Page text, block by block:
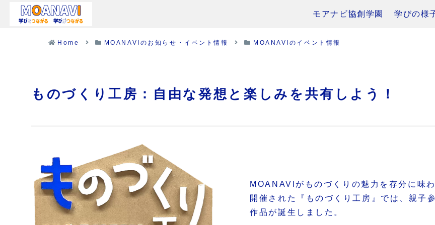
モアナビ協創学園 学びの様
Home MOANAVIのお知らせ・イベント情報 MOANAVIのイベント情報
ものづくり工房：自由な発想と楽しみを共有しよう！
MOANAVIがものづくりの魅力を存分に味
開催された『ものづくり工房』では、親子
作品が誕生しました。